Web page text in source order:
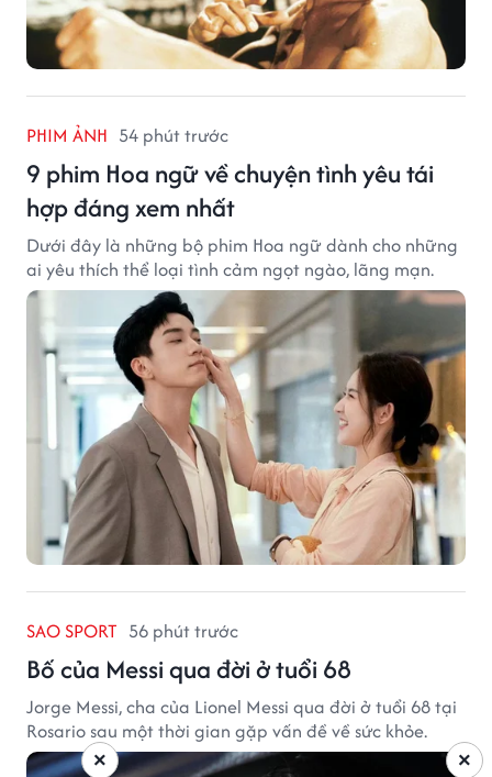
PHIM ẢNH 54 phút trước
9 phim Hoa ngữ về chuyện tình yêu tái
hợp đáng xem nhất
Dưới đây là những bộ phim Hoa ngữ dành cho những
ai yêu thích thể loại tình cảm ngọt ngào, lãng mạn.
SAO SPORT 56 phút trước
Bố của Messi qua đời ở tuổi 68
Jorge Messi, cha của Lionel Messi qua đời ở tuổi 68 tại
Rosario sau một thời gian gặp vấn đề về sức khỏe.
×
×